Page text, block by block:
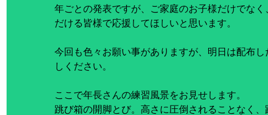
年ごとの発表ですが、ご家庭のお子様だけでな
だける皆様で応援してほしいと思います。
今回も色々お願い事がありますが、明日は配布
しください。
ここで年長さんの練習風景をお見せします。
跳び箱の開脚とび。高さに圧倒されることなく